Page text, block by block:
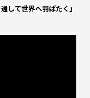
して世界へ羽ばたく」